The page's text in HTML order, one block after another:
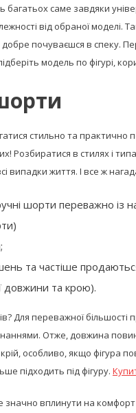
саме завдяки
від обраної
почуваєшся в спеку.
модель по фігурі,
стильно та практично
Розбиратися в стилях і
випадки життя. І все ж
шорти переважно із
та частіше
довжини та крою).
Для переважної
Отже, довжина
особливо, якщо фігура
підходить під фігуру.
вплинути на комфорт